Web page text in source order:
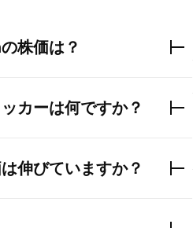
の株価は？
カーは何ですか？
伸びていますか？